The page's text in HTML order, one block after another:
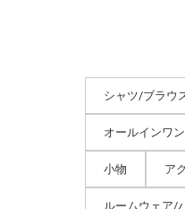
シャツ/ブラウ
オールインワ
小物 ア
ルームウェア/